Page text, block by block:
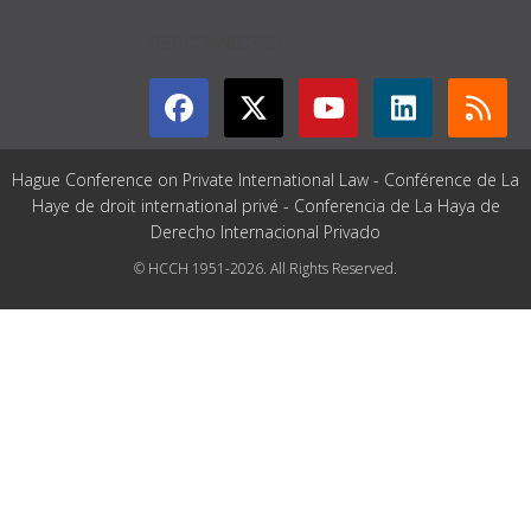
Hague Conference on Private International Law - Conférence de La
Haye de droit international privé - Conferencia de La Haya de
Derecho Internacional Privado
© HCCH 1951-2026. All Rights Reserved.